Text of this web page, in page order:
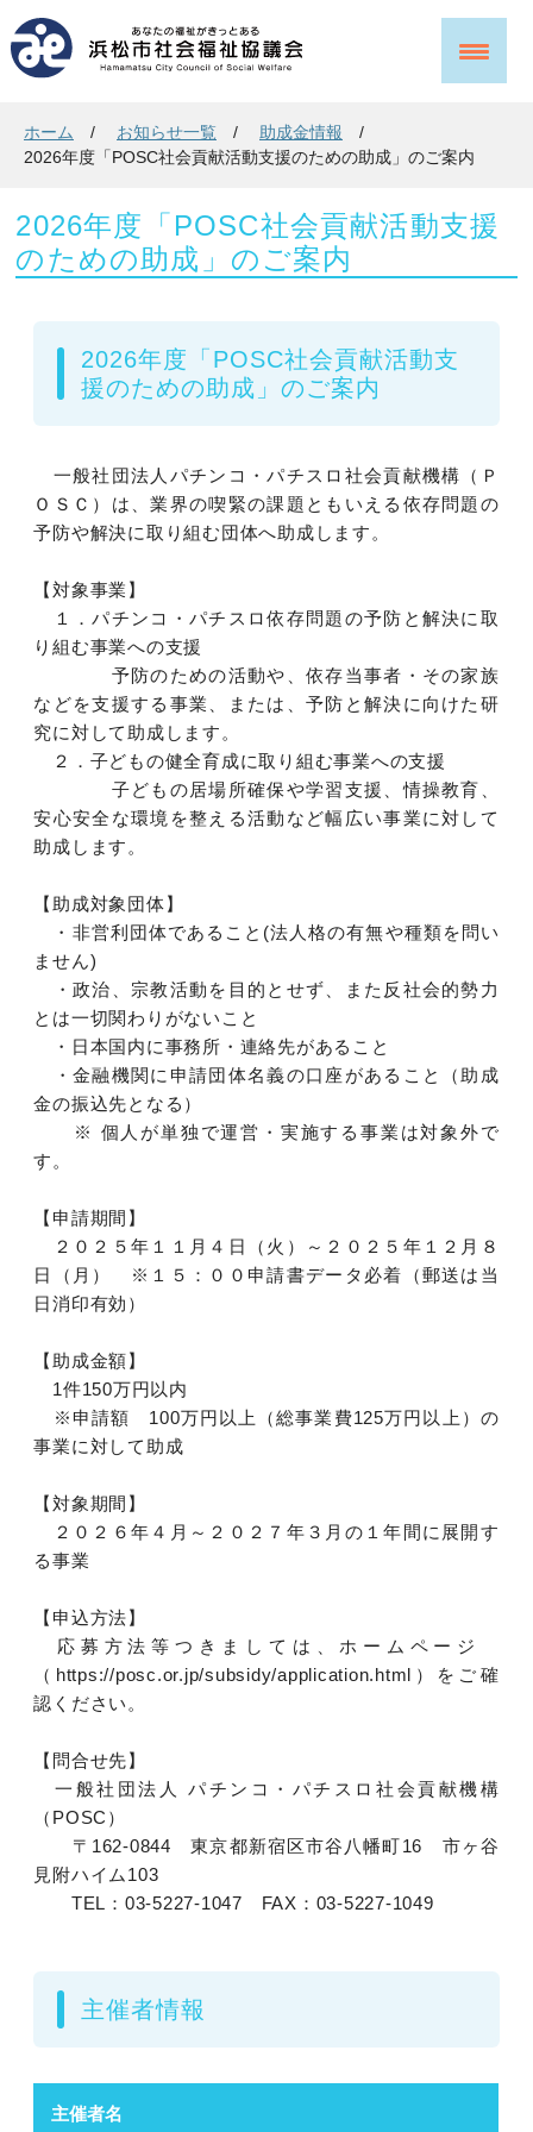
ホーム お知らせ一覧
助成金情報
2026年度「POSC社会貢献活動支援のための助成」のご案内
2026年度「POSC社会貢献活動支援
のための助成」のご案内
2026年度「POSC社会貢献活動支
援のための助成」のご案内
一般社団法人パチンコ・パチスロ社会貢献機構（Ｐ
ＯＳＣ）は、業界の喫緊の課題ともいえる依存問題の
予防や解決に取り組む団体へ助成します。
【対象事業】
１．パチンコ・パチスロ依存問題の予防と解決に取
り組む事業への支援
予防のための活動や、依存当事者・その家族
などを支援する事業、または、予防と解決に向けた研
究に対して助成します。
２．子どもの健全育成に取り組む事業への支援
子どもの居場所確保や学習支援、情操教育、
安心安全な環境を整える活動など幅広い事業に対して
助成します。
【助成対象団体】
・非営利団体であること(法人格の有無や種類を問い
ません)
・政治、宗教活動を目的とせず、また反社会的勢力
とは一切関わりがないこと
・日本国内に事務所・連絡先があること
・金融機関に申請団体名義の口座があること（助成
金の振込先となる）
※ 個人が単独で運営・実施する事業は対象外で
す。
【申請期間】
２０２５年１１月４日（火）～２０２５年１２月８
日（月） ※１５：００申請書データ必着（郵送は当
日消印有効）
【助成金額】
1件150万円以内
※申請額 100万円以上（総事業費125万円以上）の
事業に対して助成
【対象期間】
２０２６年４月～２０２７年３月の１年間に展開す
る事業
【申込方法】
応募方法等つきましては、ホームページ
（https://posc.or.jp/subsidy/application.html）をご確
認ください。
【問合せ先】
一般社団法人 パチンコ・パチスロ社会貢献機構
（POSC）
〒162-0844 東京都新宿区市谷八幡町16 市ヶ谷
見附ハイム103
TEL：03-5227-1047 FAX：03-5227-1049
主催者情報
主催者名